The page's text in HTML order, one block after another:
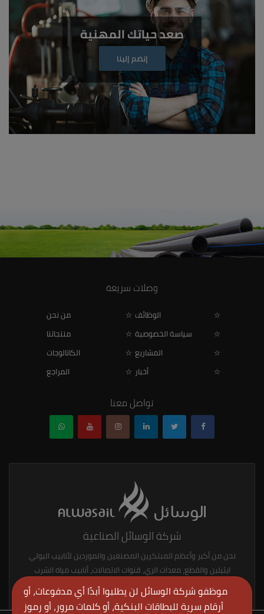
صعد حياتك المهنية
إنضم إلينا
وصلات سريعة
من نحن
الوظائف
منتجاتنا
سياسة الخصوصية
الكاتالوجات
المشاريع
المراجع
أخبار
تواصل معنا
شركة الوسائل الصناعية
نحن من أكبر وأعظم المبتكرين المصنعين والموردين لأنابيب البولي
ايثيلين والقطع، معدات الري، قنوات الاتصالات، أنابيب مياه الشرب
ولوازمها، أنابيب الغاز والزيت ولوازمها، منتجات المطاط.
موظفو شركة الوسائل لن يطلبوا أبدًا أي مدفوعات، أو
أرقام سرية للبطاقات البنكية، أو كلمات مرور، أو رموز